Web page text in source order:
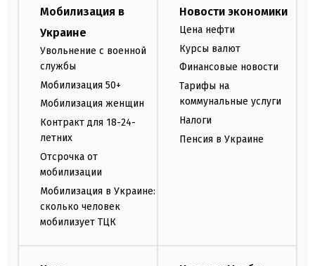
Мобилизация в
Украине
Увольнение с военной
службы
Мобилизация 50+
Мобилизация женщин
Контракт для 18-24-
летних
Отсрочка от
мобилизации
Мобилизация в Украине:
сколько человек
мобилизует ТЦК
Новости экономики
Цена нефти
Курсы валют
Финансовые новости
Тарифы на
коммунальные услуги
Налоги
Пенсия в Украине